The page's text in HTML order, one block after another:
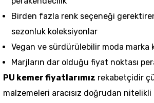
Birden fazla renk seçeneği
sezonluk koleksiyonlar
Vegan ve sürdürülebilir moda marka
Marjların dar olduğu fiyat noktası
PU kemer fiyatlarımız rekabetçidir
malzemeleri aracısız doğrudan